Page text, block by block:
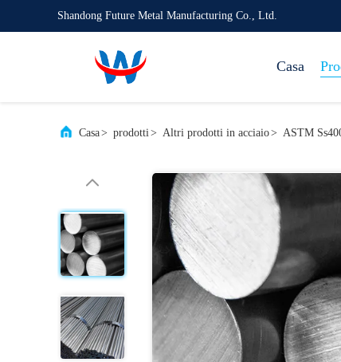
Shandong Future Metal Manufacturing Co., Ltd.
Casa
Casa> prodotti> Altri prodotti in acciaio> ASTM